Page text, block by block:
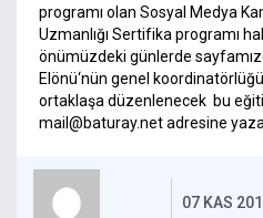
programı olan Sosyal Medya
Uzmanlığı Sertifika programı
önümüzdeki günlerde
Elönü‘nün genel
ortaklaşa düzenlenecek bu
mail@baturay.netadresine
07 KAS